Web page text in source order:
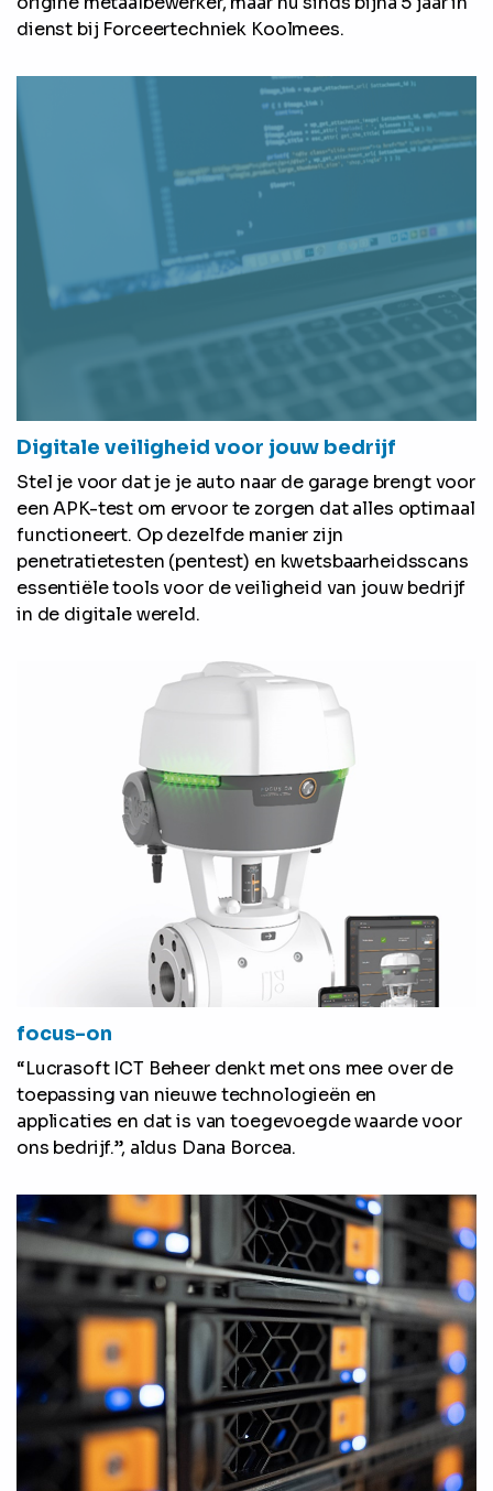
dienst bij Forceertechniek Koolmees.
Digitale veiligheid voor jouw bedrijf
Stel je voor dat je je auto naar de garage brengt voor
een APK-test om ervoor te zorgen dat alles optimaal
functioneert. Op dezelfde manier zijn
penetratietesten (pentest) en kwetsbaarheidsscans
essentiële tools voor de veiligheid van jouw bedrijf
in de digitale wereld.
focus-on
“Lucrasoft ICT Beheer denkt met ons mee over de
toepassing van nieuwe technologieën en
applicaties en dat is van toegevoegde waarde voor
ons bedrijf.”, aldus Dana Borcea.